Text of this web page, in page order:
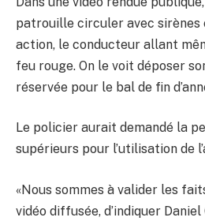
patrouille circuler avec sirènes
action, le conducteur allant
feu rouge. On le voit déposer
réservée pour le bal de fin
Le policier aurait demandé la
supérieurs pour l’utilisation de
«Nous sommes à valider les
vidéo diffusée, d’indiquer